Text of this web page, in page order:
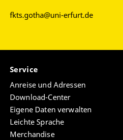
fkts.gotha@uni-erfurt.de
Service
Anreise und Adressen
Download-Center
Eigene Daten verwalten
Leichte Sprache
Merchandise